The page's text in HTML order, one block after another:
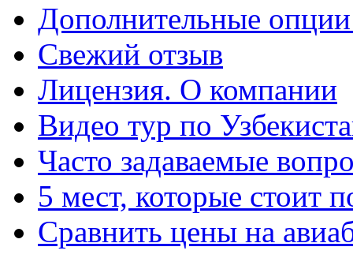
Дополнительные
Свежий отзыв
Лицензия. О компании
Видео тур по
Часто задаваемые
5 мест, которые стоит
Сравнить цены на